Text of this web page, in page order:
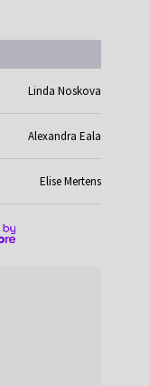
Linda Noskova
Alexandra Eala
Elise Mertens